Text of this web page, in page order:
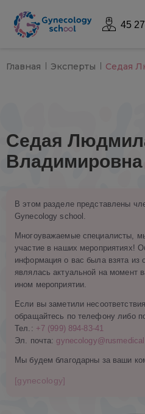
45
Главная Эксперты Седая
Седая
Владимировна
В этом разделе представлены
Gynecology school.
Многоуважаемые специалисты,
участие в наших мероприятиях!
информация о вас была взята из
являлась актуальной на момент
ином мероприятии.
Если вы заметили
обращайтесь по телефону либо
Тел.: +7 (999) 894-83-41
Эл. почта:
Мы будем благодарны за ваши
[gynecology]